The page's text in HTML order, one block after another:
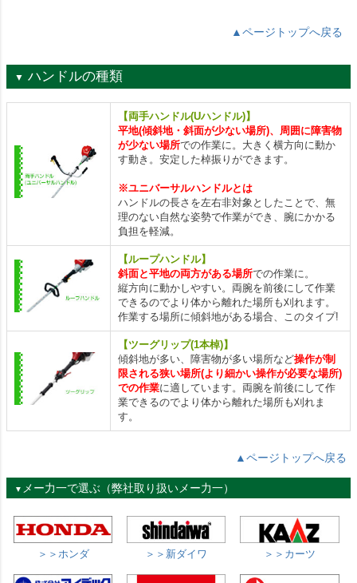
▲ページトップへ戻る
▼ ハンドルの種類
【両手ハンドル(Uハンドル)】
平地(傾斜地・斜面が少ない場所)、周囲に障害物
が少ない場所での作業に。大きく横方向に動か
す動き。安定した棹振りができます。
※ユニバーサルハンドルとは
ハンドルの長さを左右非対象としたことで、無
理のない自然な姿勢で作業ができ、腕にかかる
負担を軽減。
【ループハンドル】
斜面と平地の両方がある場所での作業に。
縦方向に動かしやすい。両腕を前後にして作業
できるのでより体から離れた場所も刈れます。
作業する場所に傾斜地がある場合、このタイプ!
【ツーグリップ(1本棹)】
傾斜地が多い、障害物が多い場所など操作が制
限される狭い場所(より細かい操作が必要な場所)
での作業に適しています。両腕を前後にして作
業できるのでより体から離れた場所も刈れま
す。
▲ページトップへ戻る
▼ メー力一で選ぶ（弊社取り扱いメー力一）
＞＞ホンダ ＞＞新ダイワ ＞＞カーツ